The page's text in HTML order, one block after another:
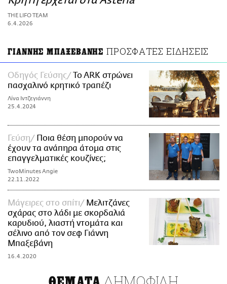
ΑΜΠΑ
PRINT
THE LIFO TEAM
6.4.2026
ΓΙΑΝΝΗΣ ΜΠΑΞΕΒΑΝΗΣ ΠΡΟΣΦΑΤΕΣ ΕΙΔΗΣΕΙΣ
Οδηγός Γεύσης
To ARK στρώνει
πασχαλινό κρητικό τραπέζι
Λίνα Ιντζεγιάννη
25.4.2024
Γεύση
Ποια θέση μπορούν να
έχουν τα ανάπηρα άτομα στις
επαγγελματικές κουζίνες;
TwoMinutes Angie
22.11.2022
Μάγειρες στο σπίτι
Μελιτζάνες
σχάρας στο λάδι με σκορδαλιά
καρυδιού, λιαστή ντομάτα και
σέλινο από τον σεφ Γιάννη
Μπαξεβάνη
16.4.2020